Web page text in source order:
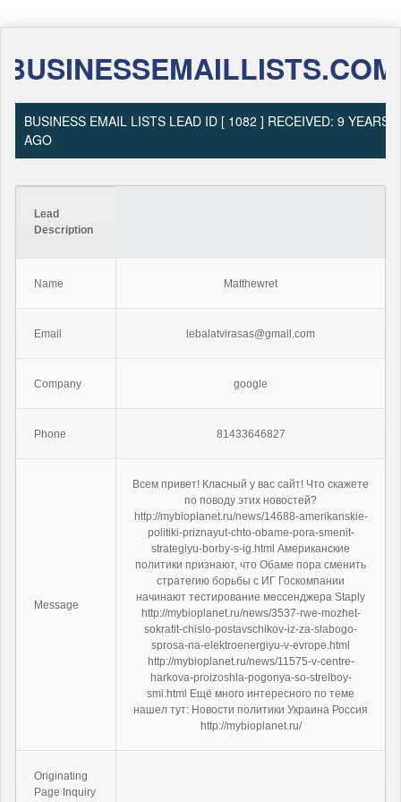
BUSINESSEMAILLISTS.COM
BUSINESS EMAIL LISTS LEAD ID [ 1082 ] RECEIVED: 9 YEARS
AGO
Lead
Description
Name Matthewret
Email lebalatvirasas@gmail.com
Company google
Phone 81433646827
Message
Всем привет! Класный у вас сайт! Что скажете
по поводу этих новостей?
http://mybioplanet.ru/news/14688-amerikanskie-
politiki-priznayut-chto-obame-pora-smenit-
strategiyu-borby-s-ig.html Американские
политики признают, что Обаме пора сменить
стратегию борьбы с ИГ Госкомпании
начинают тестирование мессенджера Staply
http://mybioplanet.ru/news/3537-rwe-mozhet-
sokratit-chislo-postavschikov-iz-za-slabogo-
sprosa-na-elektroenergiyu-v-evrope.html
http://mybioplanet.ru/news/11575-v-centre-
harkova-proizoshla-pogonya-so-strelboy-
smi.html Ещё много интересного по теме
нашел тут: Новости политики Украина Россия
http://mybioplanet.ru/
Originating
Page Inquiry